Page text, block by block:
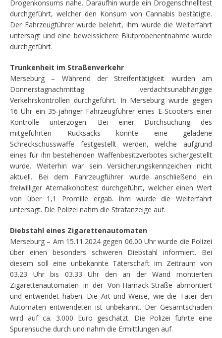
Drogenkonsums nahe. Daraufhin wurde ein Drogenschnelltest
durchgeführt, welcher den Konsum von Cannabis bestätigte.
Der Fahrzeugführer wurde belehrt, ihm wurde die Weiterfahrt
untersagt und eine beweissichere Blutprobenentnahme wurde
durchgeführt.
Trunkenheit im Straßenverkehr
Merseburg – Während der Streifentätigkeit wurden am
Donnerstagnachmittag verdachtsunabhängige
Verkehrskontrollen durchgeführt. In Merseburg wurde gegen
16 Uhr ein 35-jähriger Fahrzeugführer eines E-Scooters einer
Kontrolle unterzogen. Bei einer Durchsuchung des
mitgeführten Rucksacks konnte eine geladene
Schreckschusswaffe festgestellt werden, welche aufgrund
eines für ihn bestehenden Waffenbesitzverbotes sichergestellt
wurde. Weiterhin war sein Versicherungskennzeichen nicht
aktuell. Bei dem Fahrzeugführer wurde anschließend ein
freiwilliger Atemalkoholtest durchgeführt, welcher einen Wert
von über 1,1 Promille ergab. Ihm wurde die Weiterfahrt
untersagt. Die Polizei nahm die Strafanzeige auf.
Diebstahl eines Zigarettenautomaten
Merseburg – Am 15.11.2024 gegen 06.00 Uhr wurde die Polizei
über einen besonders schweren Diebstahl informiert. Bei
diesem soll eine unbekannte Täterschaft im Zeitraum von
03.23 Uhr bis 03.33 Uhr den an der Wand montierten
Zigarettenautomaten in der Von-Harnack-Straße abmontiert
und entwendet haben. Die Art und Weise, wie die Täter den
Automaten entwendeten ist unbekannt. Der Gesamtschaden
wird auf ca. 3.000 Euro geschätzt. Die Polizei führte eine
Spurensuche durch und nahm die Ermittlungen auf.